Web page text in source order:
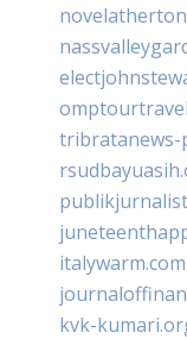
tribratanews-
italywarm.com
kvk-